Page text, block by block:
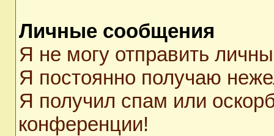
Личные сообщения
Я не могу отправить
Я постоянно получаю
Я получил спам или
конференции!